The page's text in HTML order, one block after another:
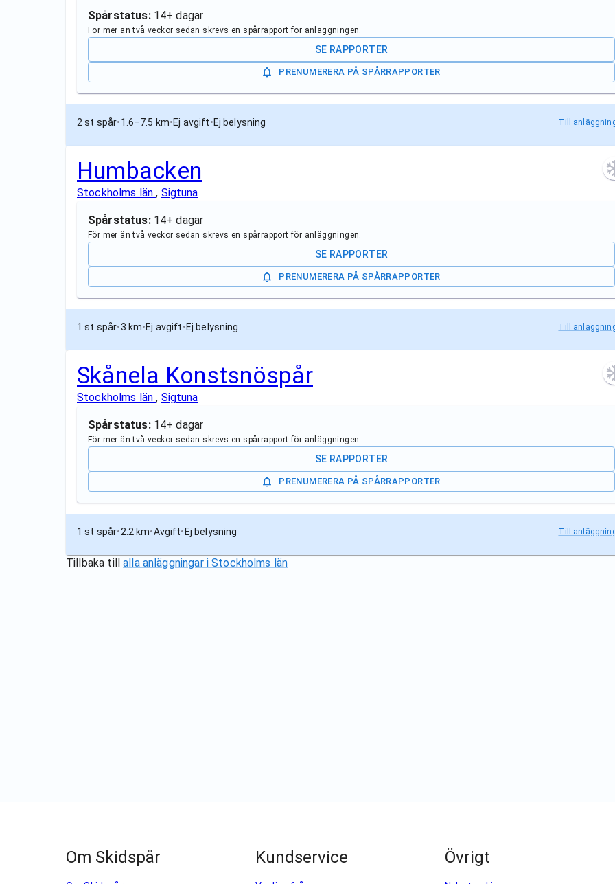
Spårstatus: 14+ dagar
För mer än två veckor sedan skrevs en spårrapport för anläggningen.
SE RAPPORTER
PRENUMERERA PÅ SPÅRRAPPORTER
2 st spår•1.6–7.5 km•Ej avgift•Ej belysning Till
Humbacken
Stockholms län, Sigtuna
Spårstatus: 14+ dagar
För mer än två veckor sedan skrevs en spårrapport för anläggningen.
SE RAPPORTER
PRENUMERERA PÅ SPÅRRAPPORTER
1 st spår•3 km•Ej avgift•Ej belysning Till
Skånela Konstsnöspår
Stockholms län, Sigtuna
Spårstatus: 14+ dagar
För mer än två veckor sedan skrevs en spårrapport för anläggningen.
SE RAPPORTER
PRENUMERERA PÅ SPÅRRAPPORTER
1 st spår•2.2 km•Avgift• Ej belysning Till
Tillbaka till alla anläggningar iStockholms län
Om Skidspår Kundservice Övrigt